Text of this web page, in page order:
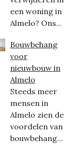
een woning in
Almelo? Ons...
Bouwbehang
voor
nieuwbouw in
Almelo
Steeds meer
mensen in
Almelo zien de
voordelen van
bouwbehang...